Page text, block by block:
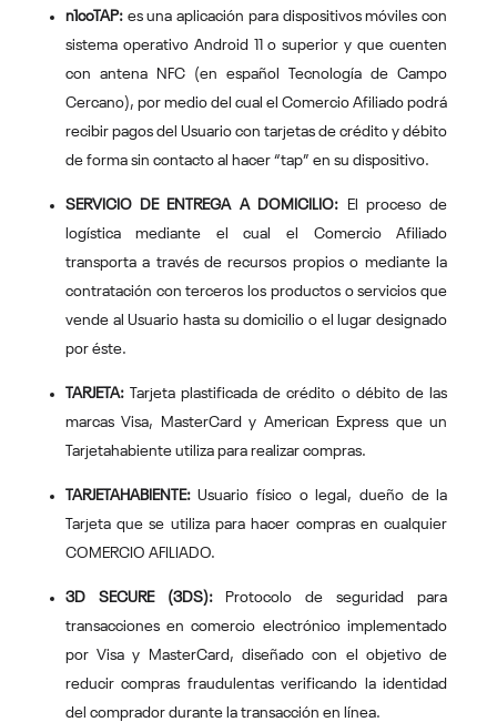
n1coTAP:es una aplicación para dispositivos móviles con
sistema operativo Android 11 o superior y que cuenten
con antena NFC (en español Tecnología de Campo
Cercano), por medio del cual el Comercio Afiliado podrá
recibir pagos del Usuario con tarjetas de crédito y débito
de forma sin contacto al hacer “tap” en su dispositivo.
SERVICIO DE ENTREGA A DOMICILIO: El proceso de
logística mediante el cual el Comercio Afiliado
transporta a través de recursos propios o mediante la
contratación con terceros los productos o servicios que
vende al Usuario hasta su domicilio o el lugar designado
por éste.
TARJETA:Tarjeta plastificada de crédito o débito de las
marcas Visa, MasterCard y American Express que un
Tarjetahabiente utiliza para realizar compras.
TARJETAHABIENTE:Usuario físico o legal, dueño de la
Tarjeta que se utiliza para hacer compras en cualquier
COMERCIO AFILIADO.
3D SECURE (3DS):Protocolo de seguridad para
transacciones en comercio electrónico implementado
por Visa y MasterCard, diseñado con el objetivo de
reducir compras fraudulentas verificando la identidad
del comprador durante la transacción en línea.